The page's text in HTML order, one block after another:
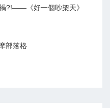
?!——《好一個吵架天》
部落格